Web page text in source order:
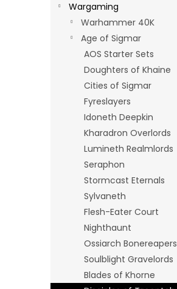
Wargaming
Warhammer 40K
Age of Sigmar
AOS Starter Sets
Doughters of Khaine
Cities of Sigmar
Fyreslayers
Idoneth Deepkin
Kharadron Overlords
Lumineth Realmlords
Seraphon
Stormcast Eternals
Sylvaneth
Flesh-Eater Court
Nighthaunt
Ossiarch Bonereapers
Soulblight Gravelords
Blades of Khorne